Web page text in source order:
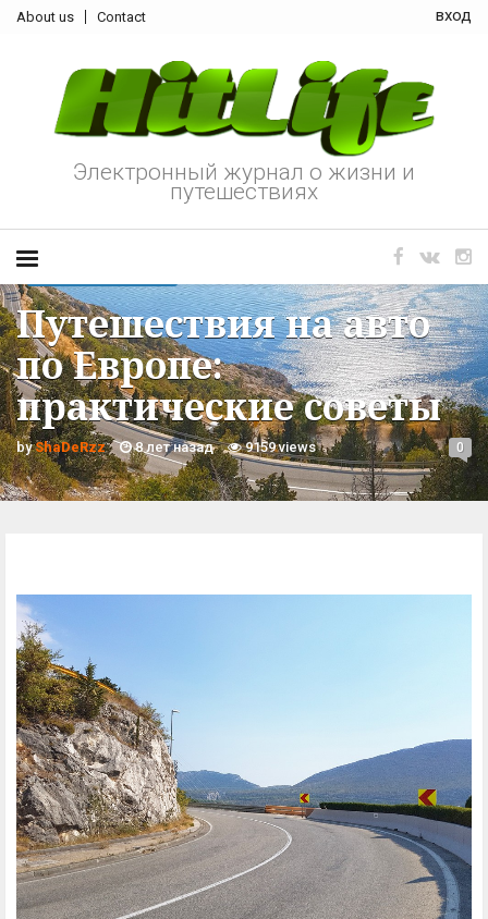
About us Contact вход
Электронный журнал о жизни и
путешествиях
Путешествия на авто
по Европе:
практические советы
byShaDeRzz 8 лет назад 9159 views 0